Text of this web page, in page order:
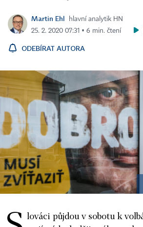
Martin Ehl
hlavní analytik HN
25. 2. 2020 07:31 ▪ 6 min. čtení
ODEBÍRAT AUTORA
lováci půjdou v sobotu k